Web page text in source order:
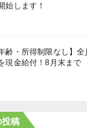
始します！
年齢・所得制限なし】
現金給付！8月末まで
稿